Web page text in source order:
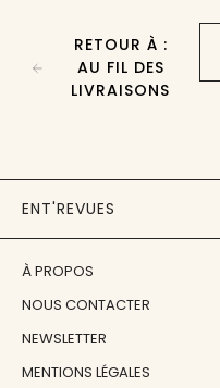
RETOUR À :
AU FIL DES
LIVRAISONS
ENT'REVUES
À PROPOS
NOUS CONTACTER
NEWSLETTER
MENTIONS LÉGALES